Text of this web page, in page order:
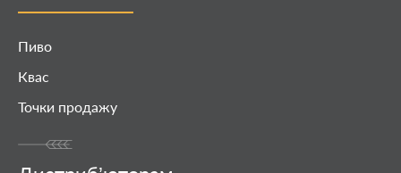
Пиво
Квас
Точки продажу